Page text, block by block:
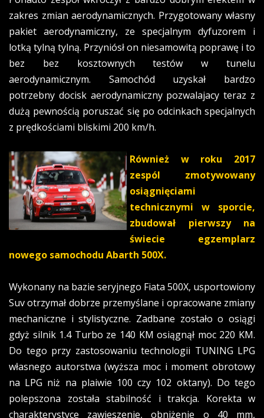
zakres zmian aerodynamicznych. Przygotowany własny
pakiet aerodynamiczny, ze specjalnym dyfuzorem i
lotką tylną tylną. Przyniósł on niesamowitą poprawę i to
bez bez kosztownych testów w tunelu
aerodynamicznym. Samochód uzyskał bardzo
potrzebny docisk aerodynamiczny pozwalajacy teraz z
dużą pewnością poruszać się po odcinkach specjalnych
z prędkościami bliskimi 200 km/h.
Również w roku 2017
zespól zmotywowany
osiągnięciami
technicznymi w sporcie,
zbudował pierwszy na
świecie egzemplarz
nowego samochodu Abarth 500X.
Wykonany na bazie seryjnego Fiata 500X, usportowiony
Suv otrzymał dobrze przemyślane i opracowane zmiany
mechaniczne i stylistyczne. Zadbane zostało o osiągi
gdyż silnik 1.4 Turbo ze 140 KM osiągnął moc 220 KM.
Do tego przy zastosowaniu technologii TUNING LPG
własnego autorstwa (wyższa moc i moment obrotowy
na LPG niż na plaiwie 100 czy 102 oktany). Do tego
polepszona została stabilność i trakcja. Korekta w
charakterystyce zawieszenie, obniżenie o 40 mm,